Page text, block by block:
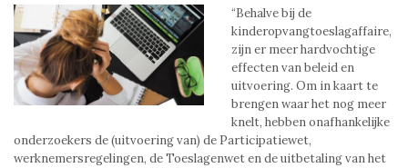
“Behalve bij de
kinderopvangtoeslagaffaire,
zijn er meer hardvochtige
effecten van beleid en
uitvoering. Om in kaart te
brengen waar het nog meer
knelt, hebben onafhankelijke
onderzoekers de (uitvoering van) de Participatiewet,
werknemersregelingen, de Toeslagenwet en de uitbetaling van het